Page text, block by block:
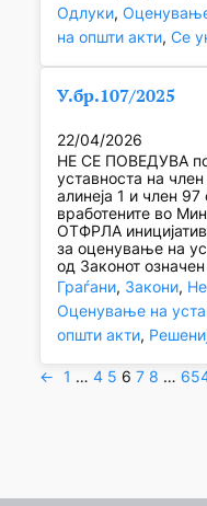
Одлуки, Оценување
на општи акти, Се
У.бр.107/2025
22/04/2026
НЕ СЕ ПОВЕДУВА
уставноста на
алинеја 1 и член
вработените во
ОТФРЛА
за оценување на
од Законот
Граѓани, Закони,
Оценување на
општи акти,
← 1 … 4 5 6 7 8 …